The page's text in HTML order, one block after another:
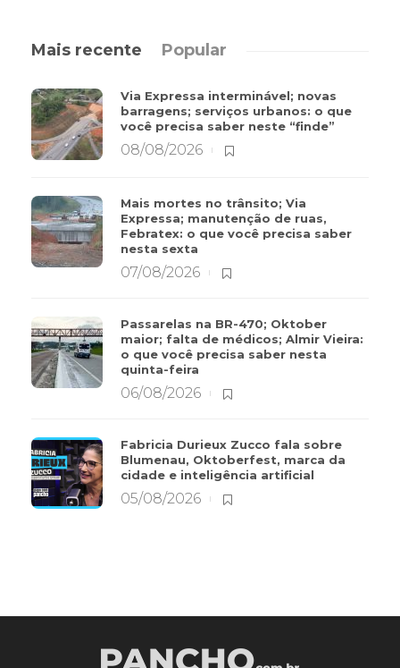
Mais recente Popular
Via Expressa interminável; novas
barragens; serviços urbanos: o que
você precisa saber neste “finde”
08/08/2026
Mais mortes no trânsito; Via
Expressa; manutenção de ruas,
Febratex: o que você precisa saber
nesta sexta
07/08/2026
Passarelas na BR-470; Oktober
maior; falta de médicos; Almir Vieira:
o que você precisa saber nesta
quinta-feira
06/08/2026
Fabricia Durieux Zucco fala sobre
Blumenau, Oktoberfest, marca da
cidade e inteligência artificial
05/08/2026